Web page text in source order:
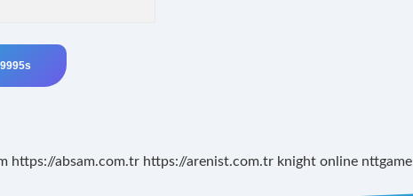
https://absam.com.tr https://arenist.com.tr knight online nttgame